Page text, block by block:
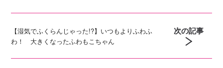
【湿気でふくらんじゃった!?】いつもよりふわふ
わ！ 大きくなったふわもこちゃん
次の記事